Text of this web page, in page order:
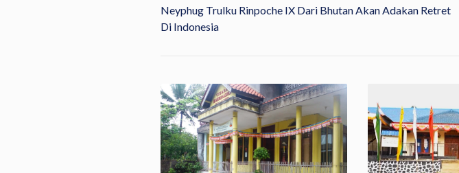
Neyphug Trulku Rinpoche IX Dari Bhutan Akan Adakan Retret
Di Indonesia